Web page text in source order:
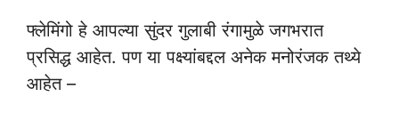
फ्लेमिंगो हे आपल्या सुंदर गुलाबी रंगामुळे जगभरात
प्रसिद्ध आहेत. पण या पक्ष्यांबद्दल अनेक मनोरंजक तथ्ये
आहेत –